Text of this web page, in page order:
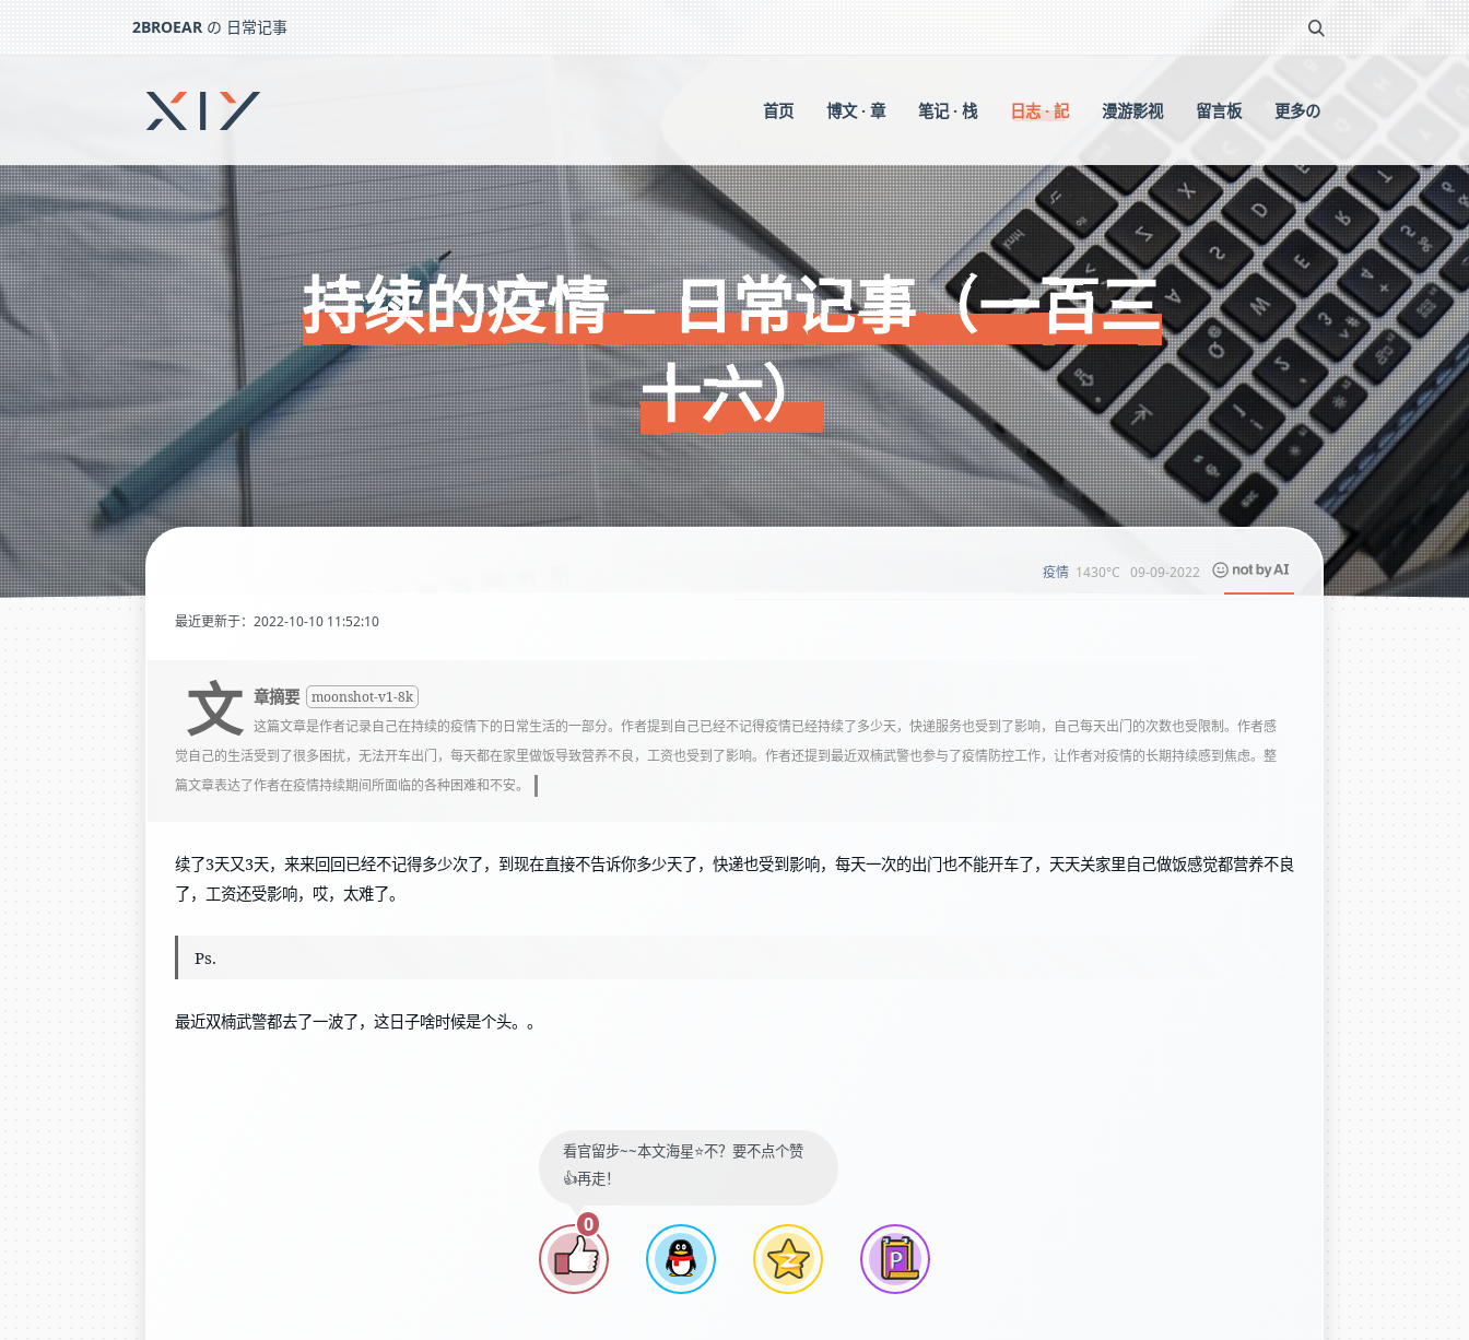
2BROEAR の 日常记事
下一篇： 入门复合弓 – 日常记事（一百三十五）
首页 博文 · 章 笔记 · 栈 日志 · 記 漫游影视 留言板 更多の
持续的疫情 – 日常记事（一百三
十六）
疫情 1430°C 09-09-2022
最近更新于：2022-10-10 11:52:10
文 章摘要
moonshot-v1-8k
这篇文章是作者记录自己在持续的疫情下的日常生活的一部分。作者提到自己已经不记得疫情已经持续了多少天，快递服务也受到了影响，自己每天出门的次数也受限制。作者感
觉自己的生活受到了很多困扰，无法开车出门，每天都在家里做饭导致营养不良，工资也受到了影响。作者还提到最近双楠武警也参与了疫情防控工作，让作者对疫情的长期持续感到焦虑。整
篇文章表达了作者在疫情持续期间所面临的各种困难和不安。
续了3天又3天，来来回回已经不记得多少次了，到现在直接不告诉你多少天了，快递也受到影响，每天一次的出门也不能开车了，天天关家里自己做饭感觉都营养不良
了，工资还受影响，哎，太难了。
Ps.
最近双楠武警都去了一波了，这日子啥时候是个头。。
看官留步~~本文海星⭐️不？要不点个赞
👍再走！
0